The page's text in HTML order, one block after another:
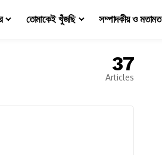
তোমাকেই খুঁজছি সম্পাদকীয় ও মতামত
37
Articles